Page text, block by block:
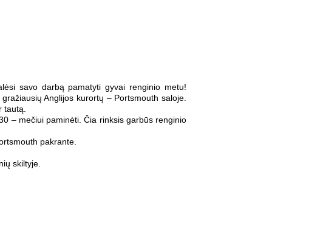
savo darbą pamatyti gyvai renginio metu!
Anglijos kurortų – Portsmouth saloje.
– mečiui paminėti. Čia rinksis garbūs renginio
pakrante.
skiltyje.